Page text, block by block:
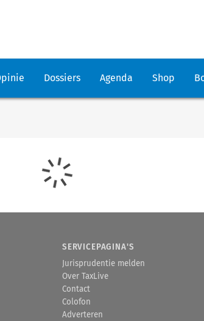
Dossiers Agenda Shop
SERVICEPAGINA'S
Jurisprudentie melden
Over TaxLive
Contact
Colofon
Adverteren